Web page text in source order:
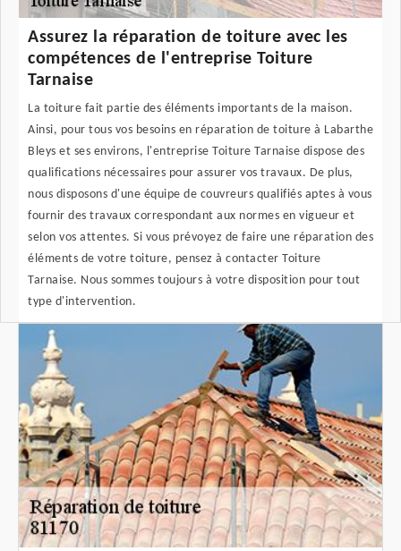
Assurez la réparation de toiture avec les
compétences de l'entreprise Toiture
Tarnaise
La toiture fait partie des éléments importants de la maison.
Ainsi, pour tous vos besoins en réparation de toiture à Labarthe
Bleys et ses environs, l'entreprise Toiture Tarnaise dispose des
qualifications nécessaires pour assurer vos travaux. De plus,
nous disposons d'une équipe de couvreurs qualifiés aptes à vous
fournir des travaux correspondant aux normes en vigueur et
selon vos attentes. Si vous prévoyez de faire une réparation des
éléments de votre toiture, pensez à contacter Toiture
Tarnaise. Nous sommes toujours à votre disposition pour tout
type d'intervention.